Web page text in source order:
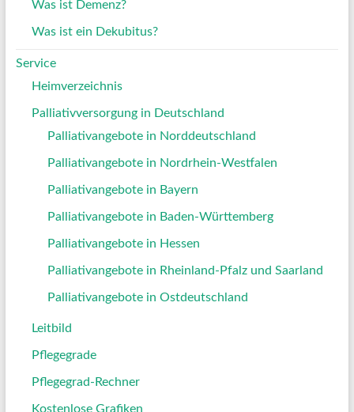
Was ist Demenz?
Was ist ein Dekubitus?
Service
Heimverzeichnis
Palliativversorgung in Deutschland
Palliativangebote in Norddeutschland
Palliativangebote in Nordrhein-Westfalen
Palliativangebote in Bayern
Palliativangebote in Baden-Württemberg
Palliativangebote in Hessen
Palliativangebote in Rheinland-Pfalz und Saarland
Palliativangebote in Ostdeutschland
Leitbild
Pflegegrade
Pflegegrad-Rechner
Kostenlose Grafiken